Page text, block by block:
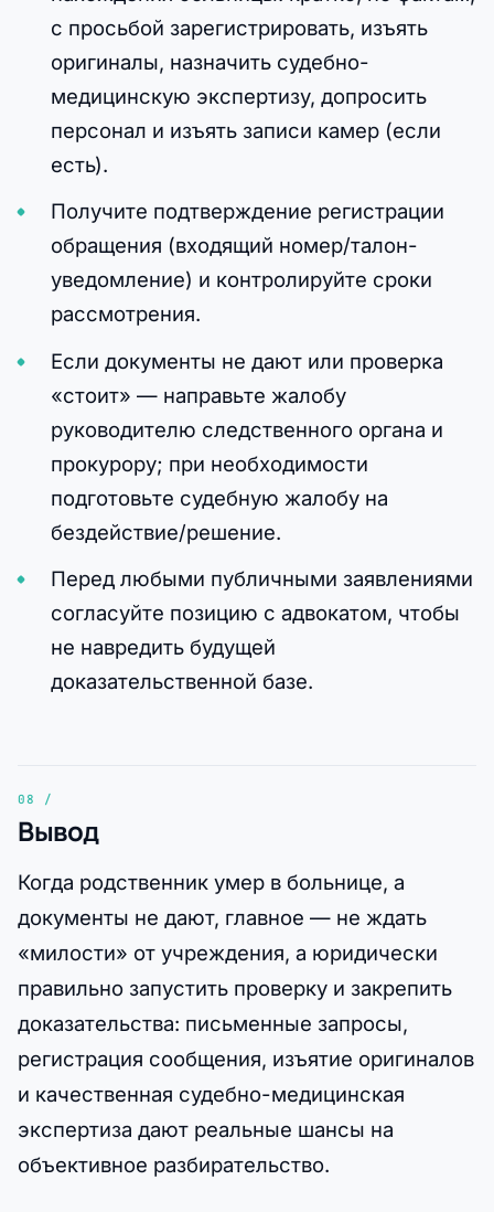
с просьбой зарегистрировать, изъять
оригиналы, назначить судебно-
медицинскую экспертизу, допросить
персонал и изъять записи камер (если
есть).
Получите подтверждение регистрации
обращения (входящий номер/талон-
уведомление) и контролируйте сроки
рассмотрения.
Если документы не дают или проверка
«стоит» — направьте жалобу
руководителю следственного органа и
прокурору; при необходимости
подготовьте судебную жалобу на
бездействие/решение.
Перед любыми публичными заявлениями
согласуйте позицию с адвокатом, чтобы
не навредить будущей
доказательственной базе.
Вывод
Когда родственник умер в больнице, а
документы не дают, главное — не ждать
«милости» от учреждения, а юридически
правильно запустить проверку и закрепить
доказательства: письменные запросы,
регистрация сообщения, изъятие оригиналов
и качественная судебно-медицинская
экспертиза дают реальные шансы на
объективное разбирательство.